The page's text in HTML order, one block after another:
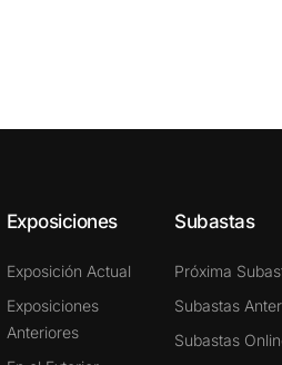
Exposiciones
Exposición Actual
Exposiciones
Anteriores
Subastas
Próxima
Subastas
Subastas